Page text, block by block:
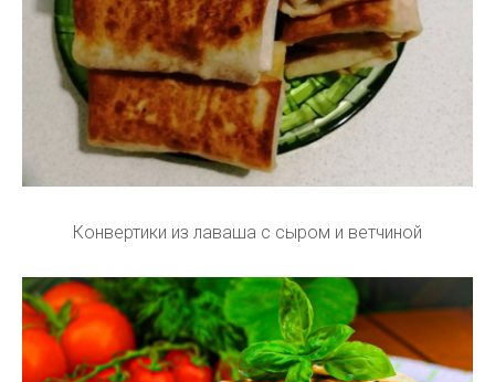
Конвертики из лаваша с сыром и ветчиной